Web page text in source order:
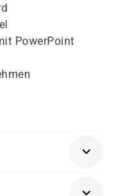
PowerPoint
und / oder